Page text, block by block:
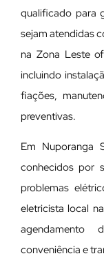
qualificado para
sejam atendidas
na Zona Leste
incluindo
fiações,
preventivas.
Em Nuporanga
conhecidos por
problemas
eletricista local
agendamento
conveniência e